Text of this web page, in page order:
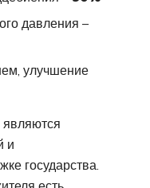
давления –
улучшение
и
государства.